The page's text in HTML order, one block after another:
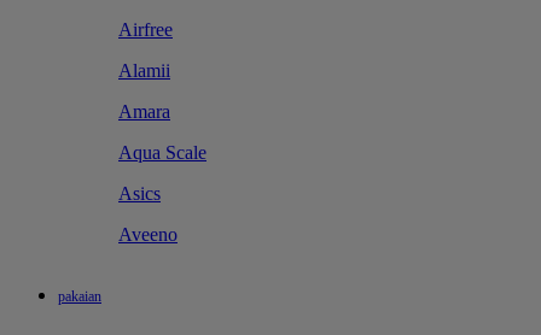
Airfree
Alamii
Amara
Aqua Scale
Asics
Aveeno
pakaian